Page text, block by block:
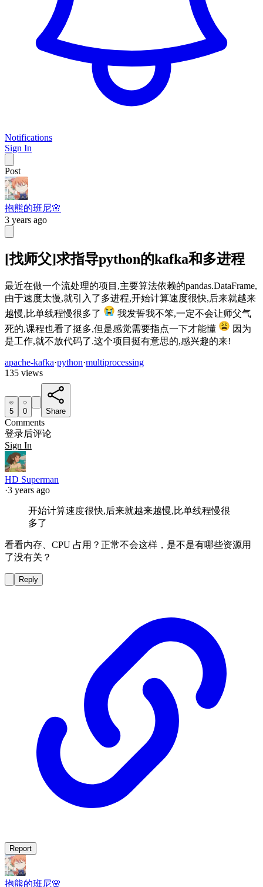
Notifications
Sign In
Post
抱熊的班尼🌸
3 years ago
[找师父]求指导python的kafka和多进程
最近在做一个流处理的项目,主要算法依赖的pandas.DataFrame,
由于速度太慢,就引入了多进程,开始计算速度很快,后来就越来
越慢,比单线程慢很多了
我发誓我不笨,一定不会让师父气
死的,课程也看了挺多,但是感觉需要指点一下才能懂
因为
是工作,就不放代码了.这个项目挺有意思的,感兴趣的来!
apache-kafka·python·multiprocessing
135 views
5 0 Share
Comments
登录后评论
Sign In
HD Superman
·3 years ago
开始计算速度很快,后来就越来越慢,比单线程慢很
多了
看看内存、CPU 占用？正常不会这样，是不是有哪些资源用
了没有关？
Reply
Report
抱熊的班尼🌸